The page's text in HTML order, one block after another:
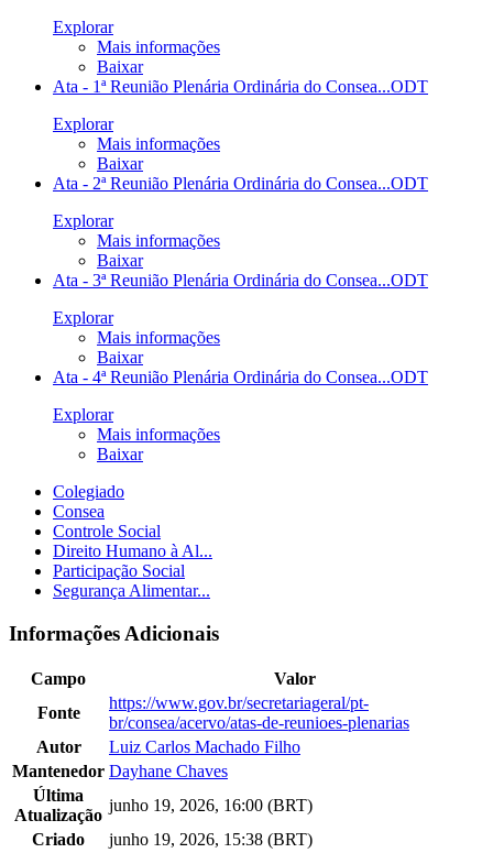
Explorar
Mais informações
Baixar
Ata - 1ª Reunião Plenária Ordinária do Consea...ODT
Explorar
Mais informações
Baixar
Ata - 2ª Reunião Plenária Ordinária do Consea...ODT
Explorar
Mais informações
Baixar
Ata - 3ª Reunião Plenária Ordinária do Consea...ODT
Explorar
Mais informações
Baixar
Ata - 4ª Reunião Plenária Ordinária do Consea...ODT
Explorar
Mais informações
Baixar
Colegiado
Consea
Controle Social
Direito Humano à Al...
Participação Social
Segurança Alimentar...
Informações Adicionais
Campo
Valor
Fonte
https://www.gov.br/secretariageral/pt-
br/consea/acervo/atas-de-reunioes-plenarias
Autor
Luiz Carlos Machado Filho
Mantenedor Dayhane Chaves
Última
Atualização
junho 19, 2026, 16:00 (BRT)
Criado
junho 19, 2026, 15:38 (BRT)